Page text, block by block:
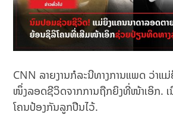
CNN ລາຍງານກໍລະນີທາງການແພດ ວ່າແ
ໜຶ່ງລອດຊີວິດຈາກການຖືກຍິງທີ່ໜ້າເອິກ. ເ
ໂຄນປ້ອງກັນລູກປືນໄວ້.